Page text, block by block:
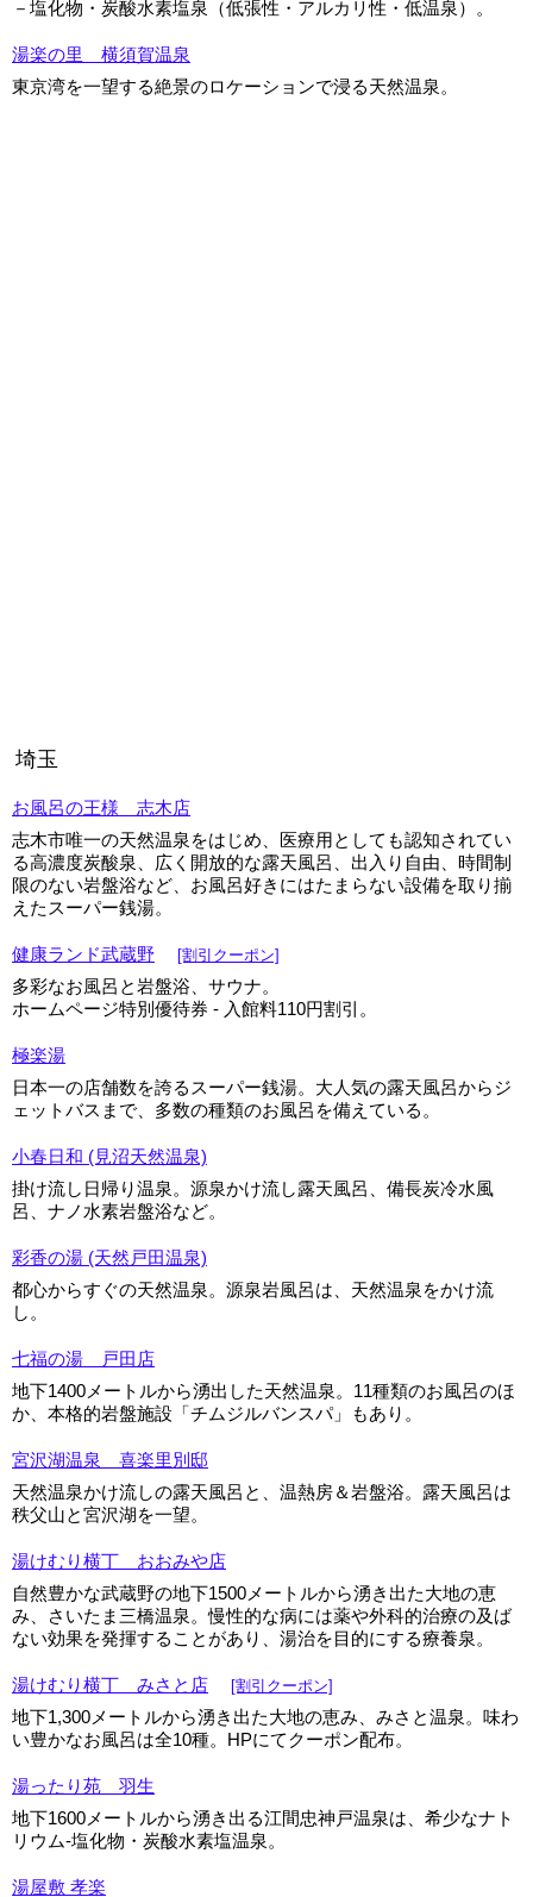
－塩化物・炭酸水素塩泉（低張性・アルカリ性・低温泉）。
湯楽の里 横須賀温泉
東京湾を一望する絶景のロケーションで浸る天然温泉。
埼玉
お風呂の王様 志木店
志木市唯一の天然温泉をはじめ、医療用としても認知されてい
る高濃度炭酸泉、広く開放的な露天風呂、出入り自由、時間制
限のない岩盤浴など、お風呂好きにはたまらない設備を取り揃
えたスーパー銭湯。
健康ランド武蔵野 [割引クーポン]
多彩なお風呂と岩盤浴、サウナ。
ホームページ特別優待券 - 入館料110円割引。
極楽湯
日本一の店舗数を誇るスーパー銭湯。大人気の露天風呂からジ
ェットバスまで、多数の種類のお風呂を備えている。
小春日和 (見沼天然温泉)
掛け流し日帰り温泉。源泉かけ流し露天風呂、備長炭冷水風
呂、ナノ水素岩盤浴など。
彩香の湯 (天然戸田温泉)
都心からすぐの天然温泉。源泉岩風呂は、天然温泉をかけ流
し。
七福の湯 戸田店
地下1400メートルから湧出した天然温泉。11種類のお風呂のほ
か、本格的岩盤施設「チムジルバンスパ」もあり。
宮沢湖温泉 喜楽里別邸
天然温泉かけ流しの露天風呂と、温熱房＆岩盤浴。露天風呂は
秩父山と宮沢湖を一望。
湯けむり横丁 おおみや店
自然豊かな武蔵野の地下1500メートルから湧き出た大地の恵
み、さいたま三橋温泉。慢性的な病には薬や外科的治療の及ば
ない効果を発揮することがあり、湯治を目的にする療養泉。
湯けむり横丁 みさと店 [割引クーポン]
地下1,300メートルから湧き出た大地の恵み、みさと温泉。味わ
い豊かなお風呂は全10種。HPにてクーポン配布。
湯ったり苑 羽生
地下1600メートルから湧き出る江間忠神戸温泉は、希少なナト
リウム-塩化物・炭酸水素塩温泉。
湯屋敷 孝楽